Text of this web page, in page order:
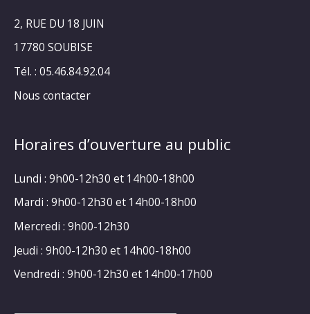
2, RUE DU 18 JUIN
17780 SOUBISE
Tél. : 05.46.84.92.04
Nous contacter
Horaires d’ouverture au public
Lundi : 9h00-12h30 et 14h00-18h00
Mardi : 9h00-12h30 et 14h00-18h00
Mercredi : 9h00-12h30
Jeudi : 9h00-12h30 et 14h00-18h00
Vendredi : 9h00-12h30 et 14h00-17h00